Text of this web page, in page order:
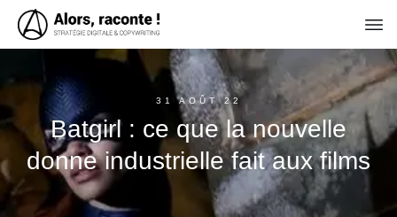
31 AOÛT 22
Batgirl : ce que la nouvelle
donne industrielle fait aux films